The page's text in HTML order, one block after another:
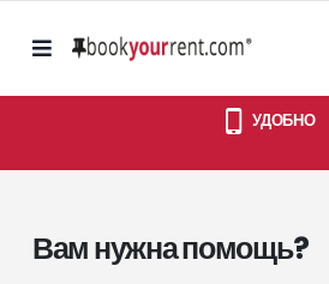
УДОБНО
Вам нужна помощь?